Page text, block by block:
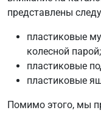
представлены
пластиковые
колесной парой;
пластиковые
пластиковые
Помимо этого, мы